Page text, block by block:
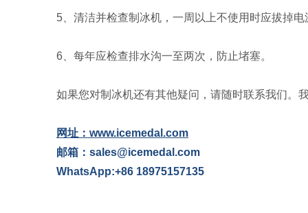
5、清洁并检查制冰机，一周以上不使用时应拔掉电
6、每年应检查排水沟一至两次，防止堵塞。
如果您对制冰机还有其他疑问，请随时联系我们。
网址：www.icemedal.com
邮箱：sales@icemedal.com
WhatsApp:+86 18975157135